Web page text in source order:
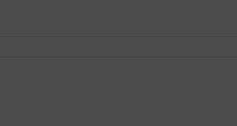
können den Ilex allerdings in